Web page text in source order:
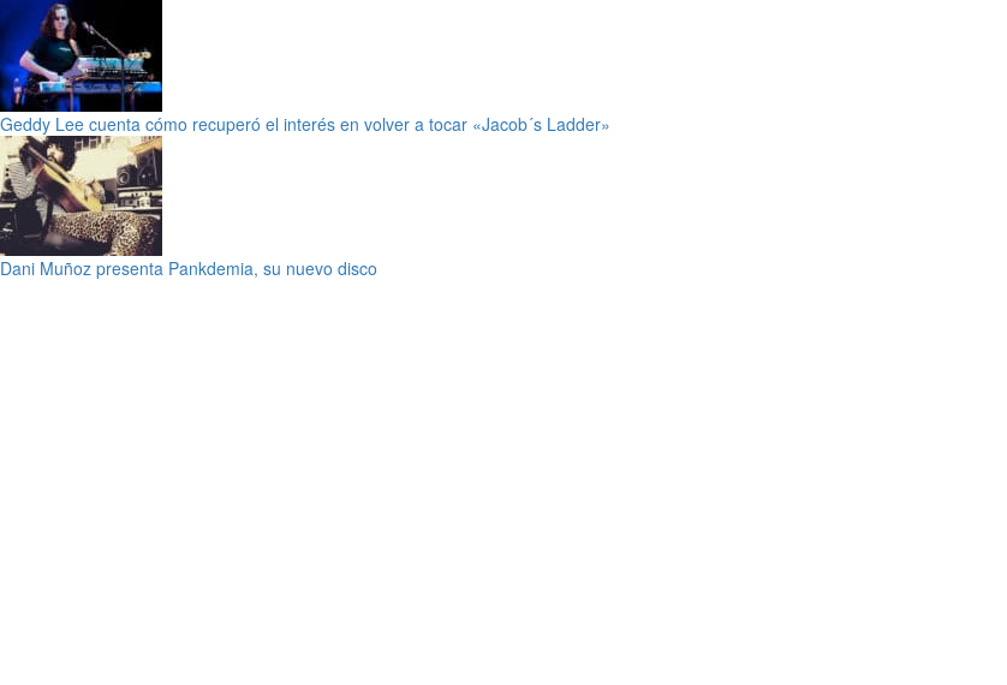
Geddy Lee cuenta cómo recuperó el interés en volver a tocar «Jacob´s Ladder»
Dani Muñoz presenta Pankdemia, su nuevo disco